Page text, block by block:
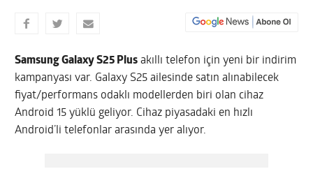
Samsung Galaxy S25 Plus akıllı telefon için yeni bir indirim
kampanyası var. Galaxy S25 ailesinde satın alınabilecek
fiyat/performans odaklı modellerden biri olan cihaz
Android 15 yüklü geliyor. Cihaz piyasadaki en hızlı
Android’li telefonlar arasında yer alıyor.